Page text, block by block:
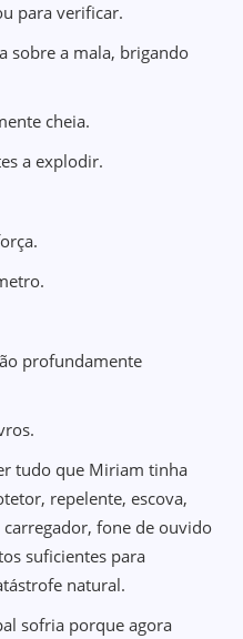
para verificar.
sobre a mala, brigando
cheia.
a explodir.
profundamente
tudo que Miriam tinha
repelente, escova,
fone de ouvido
suficientes para
natural.
sofria porque agora